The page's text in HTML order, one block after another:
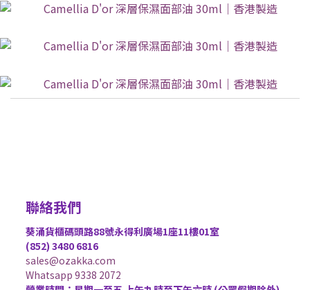
聯絡我們
葵涌貨櫃碼頭路88號永得利廣場1座11樓01室
(852) 3480 6816
sales@ozakka.com
Whatsapp 9338 2072